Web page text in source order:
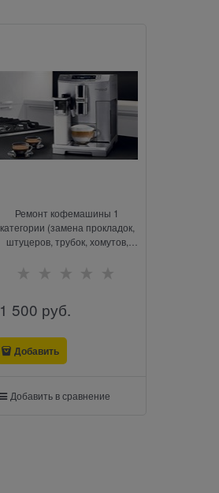
Ремонт кофемашины 1
категории (замена прокладок,
штуцеров, трубок, хомутов,
1 500 руб.
Добавить
Добавить в сравнение